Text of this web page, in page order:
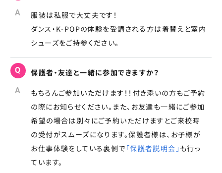
A
服装は私服で大丈夫です！
ダンス・K-POPの体験を受講される方は着替えと室内
シューズをご持参ください。
Q 保護者・友達と一緒に参加できますか？
A
もちろんご参加いただけます！！付き添いの方もご予約
の際にお知らせください。また、お友達も一緒にご参加
希望の場合は別々にご予約いただけますとご来校時
の受付がスムーズになります。保護者様は、お子様が
お仕事体験をしている裏側で 「保護者説明会」 も行っ
ています。